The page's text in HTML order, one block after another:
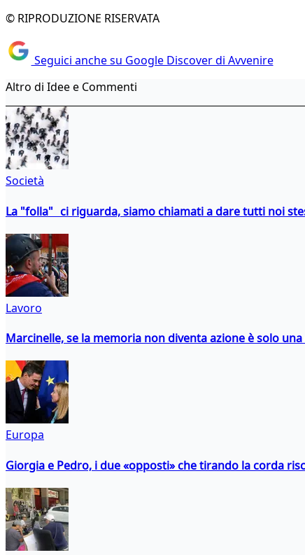
© RIPRODUZIONE RISERVATA
Seguici anche su Google Discover di Avvenire
Altro di Idee e Commenti
Società
La "folla" ci riguarda, siamo chiamati a dare tutti noi
Lavoro
Marcinelle, se la memoria non diventa azione è solo
Europa
Giorgia e Pedro, i due «opposti» che tirando la corda